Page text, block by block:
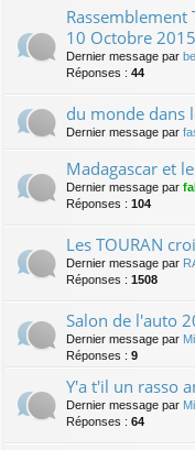
Rassemblement
10 Octobre 2015
Dernier message par
Réponses : 44
du monde dans
Dernier message par
Madagascar et
Dernier message par
Réponses : 104
Les TOURAN
Dernier message par
Réponses : 1508
Salon de l'auto
Dernier message par
Réponses : 9
Y'a t'il un rasso
Dernier message par
Réponses : 64